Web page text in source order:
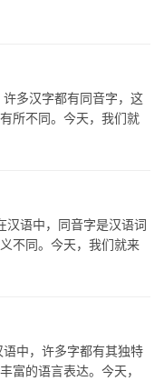
汉字都有同音字，这
所不同。今天，我们就
中，同音字是汉语词
不同。今天，我们就来
，许多字都有其独特
富的语言表达。今天，